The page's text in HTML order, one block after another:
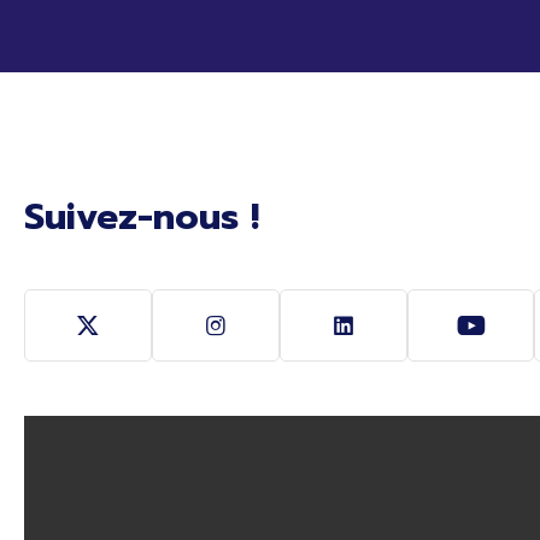
Suivez-nous !
Suivez-nous sur Twitter (Ouverture nouvelle
Suivez-nous sur Instagram
Suivez-nous sur